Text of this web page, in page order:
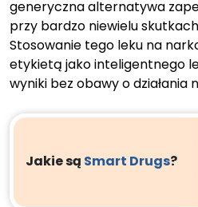
generyczna alternatywa
przy bardzo niewielu
Stosowanie tego leku na
etykietą jako inteligentnego
wyniki bez obawy o działania
Jakie są Smart Drugs?